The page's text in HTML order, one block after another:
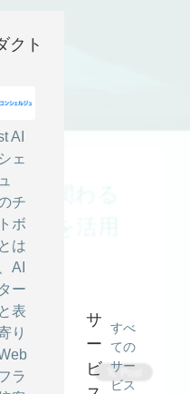
クト
AI
ェ
チ
ボ
は
AI
ー
表
り
ラ
サ
ー
ビ
すべ
ての
サー
ビス
計に関わる
にAIを活用
更新日：